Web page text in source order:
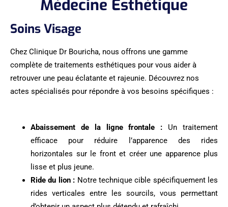
Médecine Esthétique
Soins Visage
Chez Clinique Dr Bouricha, nous offrons une gamme
complète de traitements esthétiques pour vous aider à
retrouver une peau éclatante et rajeunie. Découvrez nos
actes spécialisés pour répondre à vos besoins spécifiques :
Abaissement de la ligne frontale : Un traitement
efficace pour réduire l’apparence des rides
horizontales sur le front et créer une apparence plus
lisse et plus jeune.
Ride du lion : Notre technique cible spécifiquement les
rides verticales entre les sourcils, vous permettant